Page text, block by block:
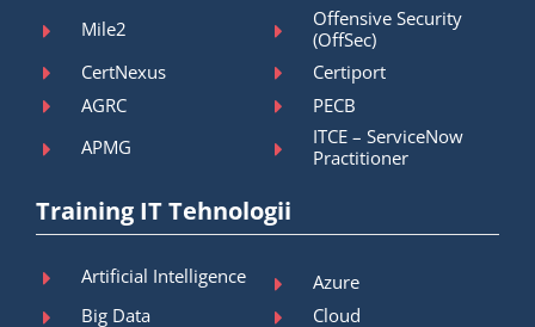
Mile2
Offensive Security
(OffSec)
CertNexus
Certiport
AGRC
PECB
APMG
ITCE – ServiceNow
Practitioner
Training IT Tehnologii
Artificial Intelligence
Azure
Big Data
Cloud